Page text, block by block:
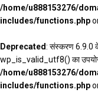
/home/u888153276/
includes/functions.php
Deprecated: संस्करण 6.9.0
wp_is_valid_utf8() का
/home/u888153276/
includes/functions.php